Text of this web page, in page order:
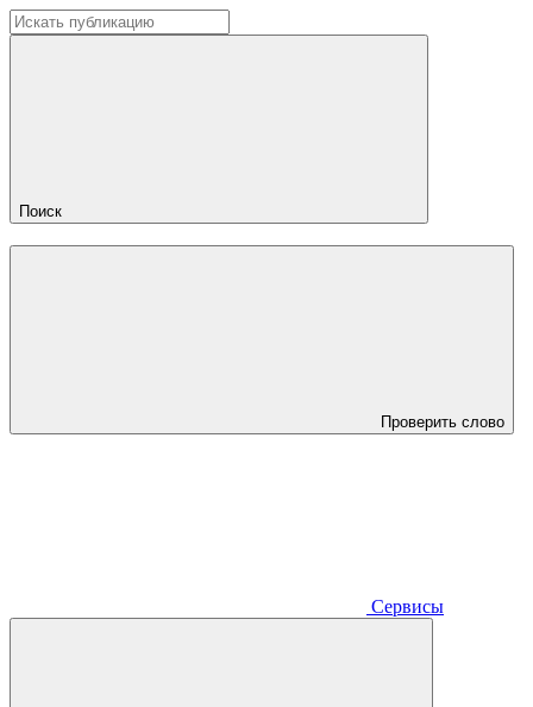
Поиск
Проверить слово
Сервисы